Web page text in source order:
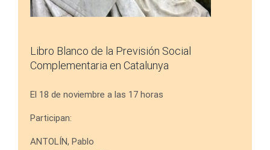
Libro Blanco de la Previsión Social
Complementaria en Catalunya
El 18 de noviembre a las 17 horas
Participan:
ANTOLÍN, Pablo